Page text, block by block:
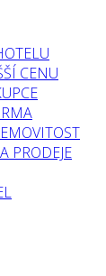
CENU
PRODEJE